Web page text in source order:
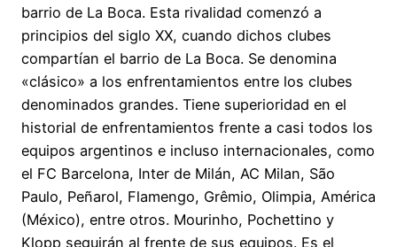
barrio de La Boca. Esta rivalidad comenzó a
principios del siglo XX, cuando dichos clubes
compartían el barrio de La Boca. Se denomina
«clásico» a los enfrentamientos entre los clubes
denominados grandes. Tiene superioridad en el
historial de enfrentamientos frente a casi todos los
equipos argentinos e incluso internacionales, como
el FC Barcelona, Inter de Milán, AC Milan, São
Paulo, Peñarol, Flamengo, Grêmio, Olimpia, América
(México), entre otros. Mourinho, Pochettino y
Klopp seguirán al frente de sus equipos. Es el